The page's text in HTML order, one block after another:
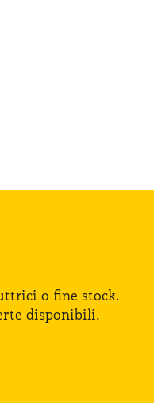
o fine stock.
disponibili.